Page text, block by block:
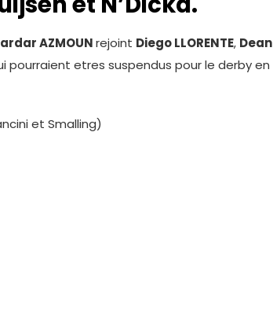
AZMOUNrejoint Diego LLORENTE, Dean
pourraient etres suspendus pour le derby en
et Smalling)